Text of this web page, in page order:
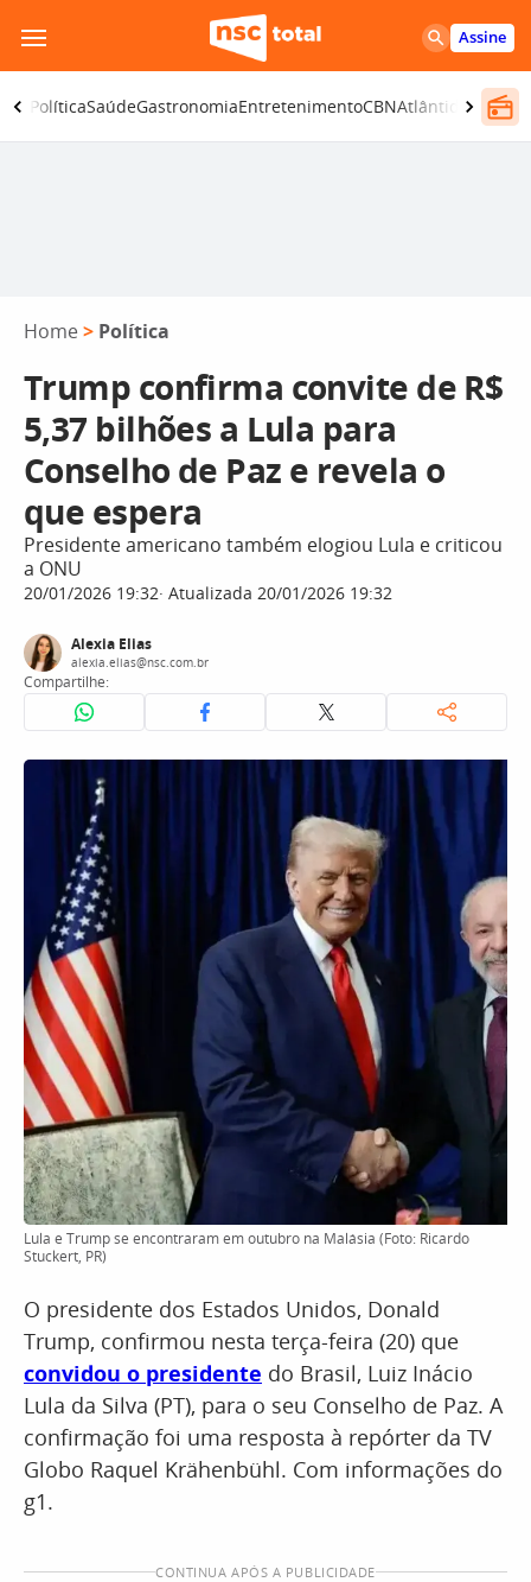
para
o
conteúdo
Assine
PolíticaSaúdeGastronomiaEntretenimentoCBNAtlântida SC
Home > Política
Trump confirma convite de R$
5,37 bilhões a Lula para
Conselho de Paz e revela o
que espera
Presidente americano também elogiou Lula e criticou
a ONU
20/01/2026 19:32 Atualizada 20/01/2026 19:32
Alexia Elias
alexia.elias@nsc.com.br
Compartilhe:
Lula e Trump se encontraram em outubro na Malásia (Foto: Ricardo
Stuckert, PR)
O presidente dos Estados Unidos, Donald
Trump, confirmou nesta terça-feira (20) que
convidou o presidente do Brasil, Luiz Inácio
Lula da Silva (PT), para o seu Conselho de Paz. A
confirmação foi uma resposta à repórter da TV
Globo Raquel Krähenbühl. Com informações do
g1.
CONTINUA APÓS A PUBLICIDADE